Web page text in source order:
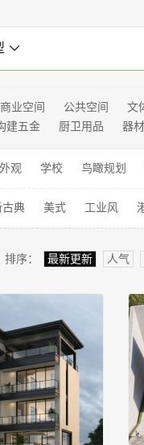

商业空间 公共空间 文
建五金 厨卫用品 器
观 学校 鸟瞰规划
古典 美式 工业风
排序： 最新更新 人气